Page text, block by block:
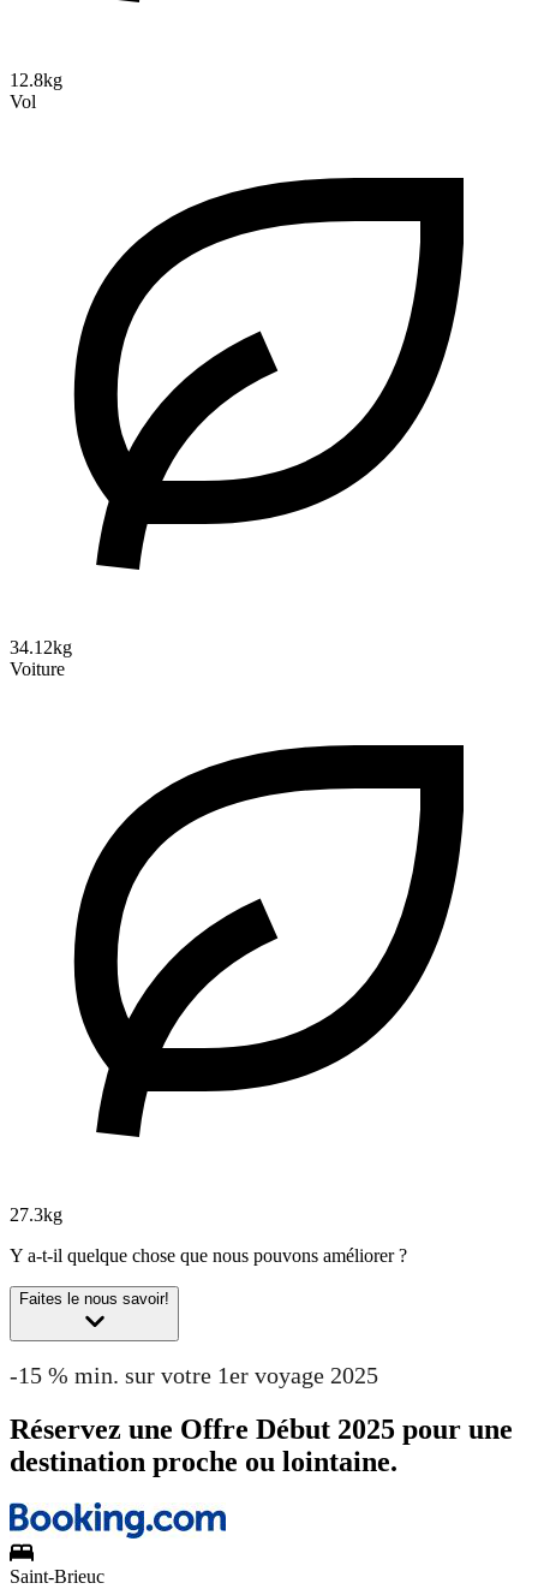
12.8kg
Vol
34.12kg
Voiture
27.3kg
Y a-t-il quelque chose que nous pouvons améliorer ?
Faites le nous savoir!
-15 % min. sur votre 1er voyage 2025
Réservez une Offre Début 2025 pour une
destination proche ou lointaine.
Saint-Brieuc